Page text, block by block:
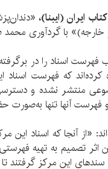
ایران (ایبنا)،
خارجه)» با گردآوری
اسناد را در
کرده‌اند که فهرست
منتشر نشده و
فهرست آنها تنها به‌صورت
«از آنجا که اسناد
اثر تصمیم به تهیه
سندهای این مرکز گرفتند